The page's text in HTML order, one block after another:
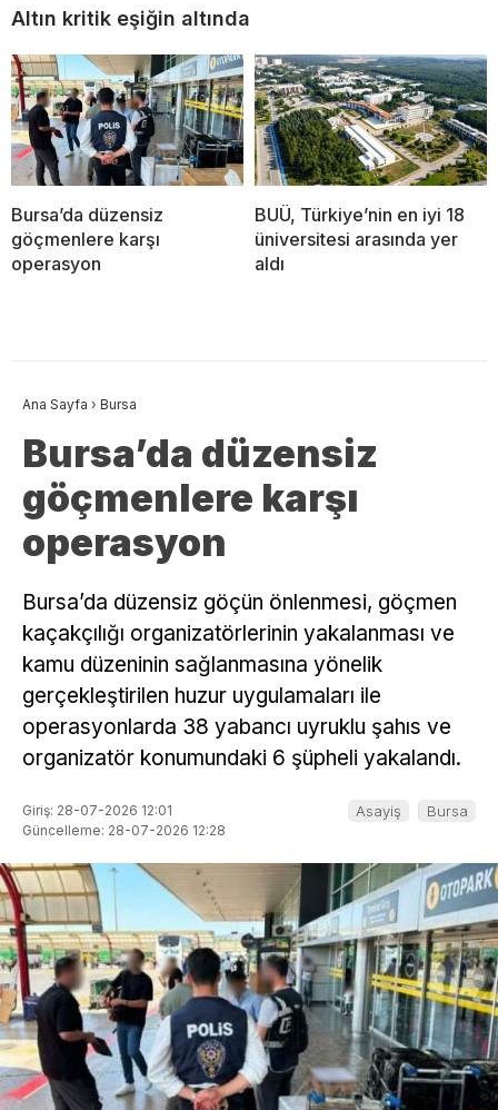
Altın kritik eşiğin altında
Bursa’da düzensiz
göçmenlere karşı
operasyon
BUÜ, Türkiye’nin en iyi 18
üniversitesi arasında yer
aldı
Ana Sayfa › Bursa
Bursa’da düzensiz
göçmenlere karşı
operasyon
Bursa’da düzensiz göçün önlenmesi, göçmen
kaçakçılığı organizatörlerinin yakalanması ve
kamu düzeninin sağlanmasına yönelik
gerçekleştirilen huzur uygulamaları ile
operasyonlarda 38 yabancı uyruklu şahıs ve
organizatör konumundaki 6 şüpheli yakalandı.
Giriş: 28-07-2026 12:01
Güncelleme: 28-07-2026 12:28
Asayiş Bursa